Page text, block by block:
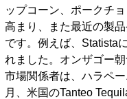
ップコーン、ポークチ
高まり、また最近の製
です。例えば、Statista
れました。オンザゴー
市場関係者は、ハラペ
月、米国のTanteo